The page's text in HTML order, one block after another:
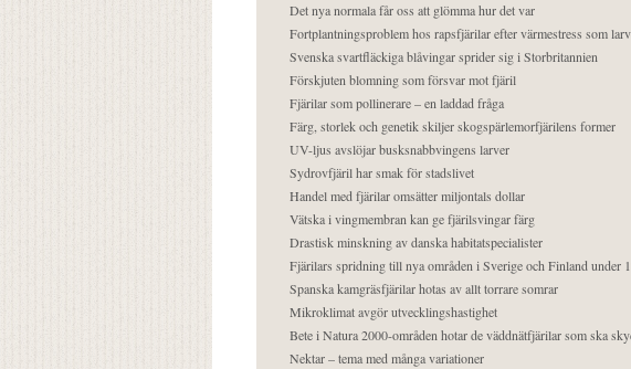
Det nya normala får oss att glömma hur det var
Fortplantningsproblem hos rapsfjärilar efter värmestress som
Svenska svartfläckiga blåvingar sprider sig i Storbritannien
Förskjuten blomning som försvar mot fjäril
Fjärilar som pollinerare – en laddad fråga
Färg, storlek och genetik skiljer skogspärlemorfjärilens former
UV-ljus avslöjar busksnabbvingens larver
Sydrovfjäril har smak för stadslivet
Handel med fjärilar omsätter miljontals dollar
Vätska i vingmembran kan ge fjärilsvingar färg
Drastisk minskning av danska habitatspecialister
Fjärilars spridning till nya områden i Sverige och Finland under
Spanska kamgräsfjärilar hotas av allt torrare somrar
Mikroklimat avgör utvecklingshastighet
Bete i Natura 2000-områden hotar de väddnätfjärilar som ska
Nektar – tema med många variationer